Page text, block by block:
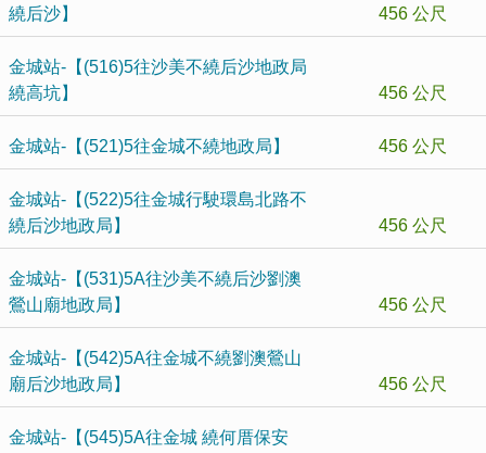
繞后沙】
456 公尺
金城站-【(516)5往沙美不繞后沙地政局
繞高坑】
456 公尺
金城站-【(521)5往金城不繞地政局】 456 公尺
金城站-【(522)5往金城行駛環島北路不
繞后沙地政局】
456 公尺
金城站-【(531)5A往沙美不繞后沙劉澳
鶯山廟地政局】
456 公尺
金城站-【(542)5A往金城不繞劉澳鶯山
廟后沙地政局】
456 公尺
金城站-【(545)5A往金城 繞何厝保安